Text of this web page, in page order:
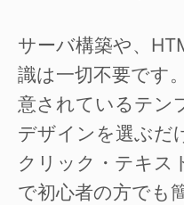
サーバ構築や、
識は一切不要です
意されているテン
デザインを選ぶだ
クリック・テキス
で初心者の方でも